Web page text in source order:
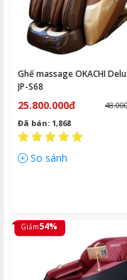
Ghế massage OKACHI
JP-S68
25.800.000đ
Đã bán: 1,868
So sánh
Giảm54%